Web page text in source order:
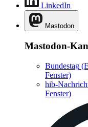
LinkedIn
Mastodon
Mastodon-
Bundestag
Fenster)
hib-
Fenster)